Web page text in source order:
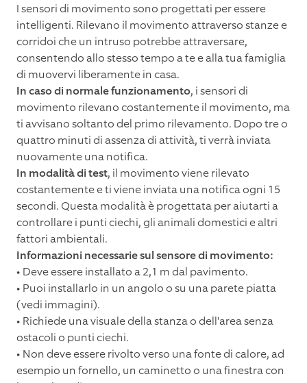
I sensori di movimento sono progettati per essere
intelligenti. Rilevano il movimento attraverso stanze e
corridoi che un intruso potrebbe attraversare,
consentendo allo stesso tempo a te e alla tua famiglia
di muovervi liberamente in casa.
In caso di normale funzionamento, i sensori di
movimento rilevano costantemente il movimento, ma
ti avvisano soltanto del primo rilevamento. Dopo tre o
quattro minuti di assenza di attività, ti verrà inviata
nuovamente una notifica.
In modalità di test, il movimento viene rilevato
costantemente e ti viene inviata una notifica ogni 15
secondi. Questa modalità è progettata per aiutarti a
controllare i punti ciechi, gli animali domestici e altri
fattori ambientali.
Informazioni necessarie sul sensore di movimento:
• Deve essere installato a 2,1 m dal pavimento.
• Puoi installarlo in un angolo o su una parete piatta
(vedi immagini).
• Richiede una visuale della stanza o dell'area senza
ostacoli o punti ciechi.
• Non deve essere rivolto verso una fonte di calore, ad
esempio un fornello, un caminetto o una finestra con